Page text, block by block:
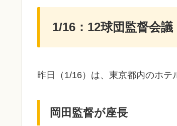
1/16：12球団監督会議
昨日（1/16）は、東京都内のホテ
岡田監督が座長